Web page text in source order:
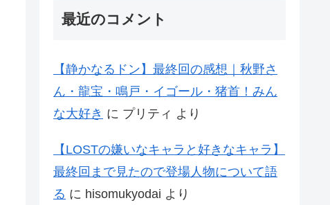
最近のコメント
【静かなるドン】最終回の感想｜秋野さ
ん・龍宝・鳴戸・イゴール・猪首！みん
な大好き に プリティ より
【LOSTの嫌いなキャラと好きなキャラ】
最終回まで見たので登場人物について語
る に hisomukyodai より